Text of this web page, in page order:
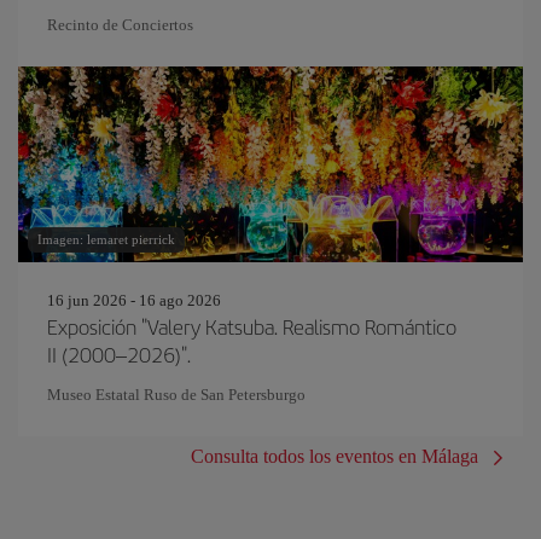
Recinto de Conciertos
Imagen: lemaret pierrick
16 jun 2026 - 16 ago 2026
Exposición "Valery Katsuba. Realismo Romántico
II (2000–2026)".
Museo Estatal Ruso de San Petersburgo
Consulta todos los eventos en Málaga